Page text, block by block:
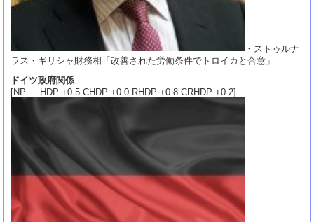
・ストゥルナ
ラス・ギリシャ財務相「改善された労働条件でトロイカと合意」
ドイツ政府関係
[NP HDP +0.5 CHDP +0.0 RHDP +0.8 CRHDP +0.2]